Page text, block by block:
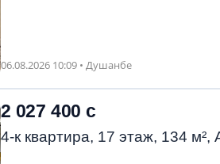
06.08.2026 10:09 • Душанбе
2 027 400 с
4-к квартира, 17 этаж, 134 м²,